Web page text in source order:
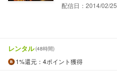
配信日：2014/02/25
レンタル(48時間)
1%還元 ：4ポイント獲得